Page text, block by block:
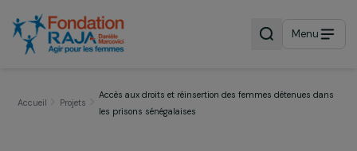
Menu
Accès aux droits et réinsertion des femmes détenues